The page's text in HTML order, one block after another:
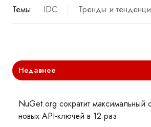
Темы: IDC Тренды и
Недавнее
NuGet.org сократит максимальный
новых API-ключей в 12 раз